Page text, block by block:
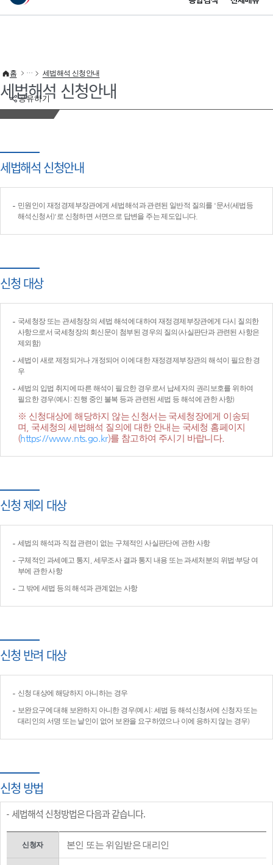
이 누리집은 대한민국 공식 전자정부 누리집입니다.
공유하기
홈 세법해석 신청안내
세법해석 신청안내
세법해석 신청안내
민원인이 재정경제부장관에게 세법해석과 관련된 일반적 질의를 '문서(세법등
해석신청서)'로 신청하면 서면으로 답변을 주는 제도입니다.
신청 대상
국세청장 또는 관세청장의 세법 해석에 대하여 재정경제부장관에게 다시 질의한
사항으로서 국세청장의 회신문이 첨부된 경우의 질의(사실판단과 관련된 사항은
제외함)
세법이 새로 제정되거나 개정되어 이에 대한 재정경제부장관의 해석이 필요한 경
우
세법의 입법 취지에 따른 해석이 필요한 경우로서 납세자의 권리보호를 위하여
필요한 경우(예시: 진행 중인 불복 등과 관련된 세법 등 해석에 관한 사항)
※ 신청대상에 해당하지 않는 신청서는 국세청장에게 이송되
며, 국세청의 세법해석 질의에 대한 안내는 국세청 홈페이지
(https://www.nts.go.kr)를 참고하여 주시기 바랍니다.
신청 제외 대상
세법의 해석과 직접 관련이 없는 구체적인 사실판단에 관한 사항
구체적인 과세예고 통지, 세무조사 결과 통지 내용 또는 과세처분의 위법·부당 여
부에 관한 사항
그 밖에 세법 등의 해석과 관계없는 사항
신청 반려 대상
신청 대상에 해당하지 아니하는 경우
보완요구에 대해 보완하지 아니한 경우(예시: 세법 등 해석신청서에 신청자 또는
대리인의 서명 또는 날인이 없어 보완을 요구하였으나 이에 응하지 않는 경우)
신청 방법
세법해석 신청방법은 다음과 같습니다.
신청자 본인 또는 위임받은 대리인